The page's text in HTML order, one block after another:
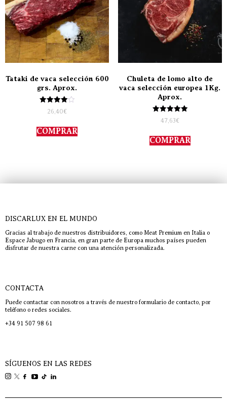
Tataki de vaca selección 600
grs. Aprox.
Valorado
con
de 5
26,40€
COMPRAR
Chuleta de lomo alto de
vaca selección europea 1Kg.
Aprox.
Valorado
con
de 5
47,63€
COMPRAR
DISCARLUX EN EL MUNDO
Gracias al trabajo de nuestros distribuidores, como Meat Premium en Italia o
Espace Jabugo en Francia, en gran parte de Europa muchos países pueden
disfrutar de nuestra carne con una atención personalizada.
CONTACTA
Puede contactar con nosotros a través de nuestro formulario de contacto, por
teléfono o redes sociales.
+34 91 507 98 61
SÍGUENOS EN LAS REDES